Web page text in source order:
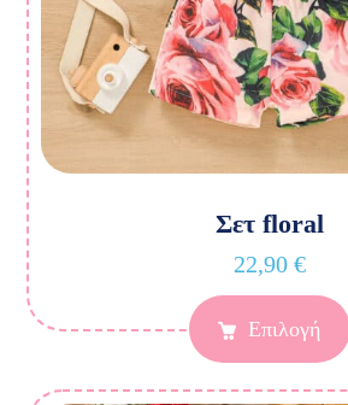
Σετ floral
22,90 €
Επιλογή